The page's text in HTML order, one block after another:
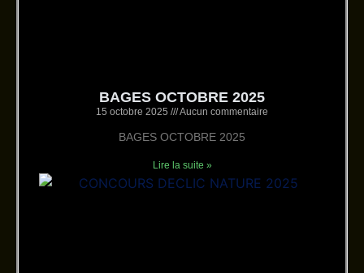
BAGES OCTOBRE 2025
15 octobre 2025 Aucun commentaire
BAGES OCTOBRE 2025
Lire la suite »